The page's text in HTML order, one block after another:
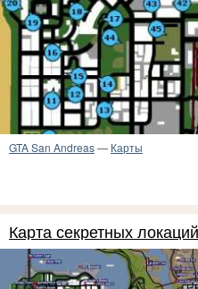
GTA San Andreas— Карты
Карта секретных